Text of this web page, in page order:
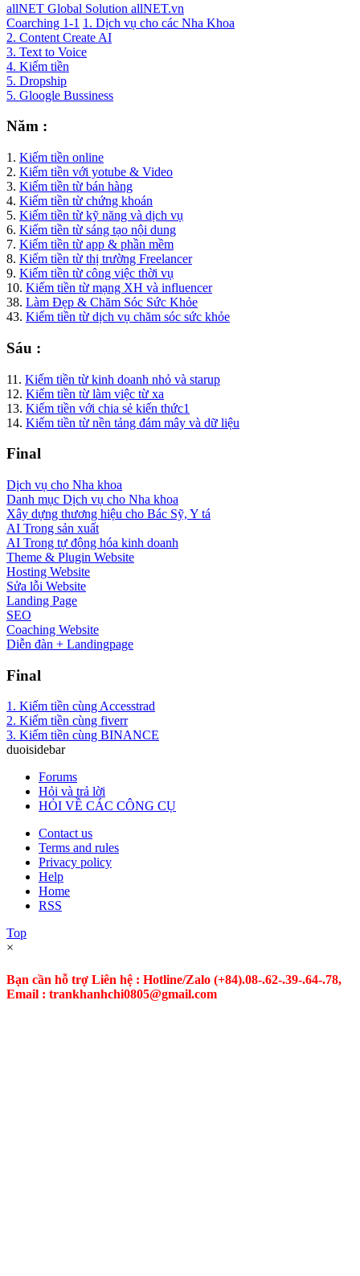
allNET Global Solution allNET.vn
Coarching 1-1 1. Dịch vụ cho các Nha Khoa
2. Content Create AI
3. Text to Voice
4. Kiếm tiền
5. Dropship
5. Gloogle Bussiness
Năm :
1. Kiếm tiền online
2. Kiếm tiền với yotube & Video
3. Kiếm tiền từ bán hàng
4. Kiếm tiền từ chứng khoán
5. Kiếm tiền từ kỹ năng và dịch vụ
6. Kiếm tiền từ sáng tạo nội dung
7. Kiếm tiền từ app & phần mềm
8. Kiếm tiền từ thị trường Freelancer
9. Kiếm tiền từ công việc thời vụ
10. Kiếm tiền từ mạng XH và influencer
38. Làm Đẹp & Chăm Sóc Sức Khỏe
43. Kiếm tiền từ dịch vụ chăm sóc sức khỏe
Sáu :
11. Kiếm tiền từ kinh doanh nhỏ và starup
12. Kiếm tiền từ làm việc từ xa
13. Kiếm tiền với chia sẻ kiến thức1
14. Kiếm tiền từ nền tảng đám mây và dữ liệu
Final
Dịch vụ cho Nha khoa
Danh mục Dịch vụ cho Nha khoa
Xây dựng thương hiệu cho Bác Sỹ, Y tá
AI Trong sản xuất
AI Trong tự động hóa kinh doanh
Theme & Plugin Website
Hosting Website
Sửa lỗi Website
Landing Page
SEO
Coaching Website
Diễn đàn + Landingpage
Final
1. Kiếm tiền cùng Accesstrad
2. Kiếm tiền cùng fiverr
3. Kiếm tiền cùng BINANCE
duoisidebar
Forums
Hỏi và trả lời
HỎI VỀ CÁC CÔNG CỤ
Contact us
Terms and rules
Privacy policy
Help
Home
RSS
Top
×
Bạn cần hỗ trợ Liên hệ : Hotline/Zalo (+84).08-.62-.39-.64-.78,
Email : trankhanhchi0805@gmail.com